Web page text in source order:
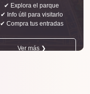
✔ Explora el parque
✔ Info útil para visitarlo
✔ Compra tus entradas
Ver más ❯